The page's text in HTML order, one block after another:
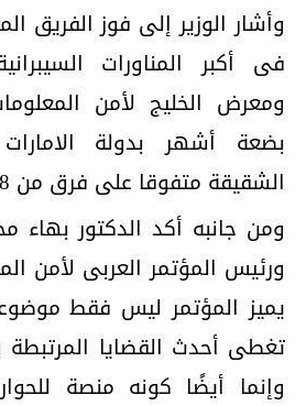
وأشار الوزير إلى فوز الفريق
فى أكبر المناورات
ومعرض الخليج لأمن
بضعة أشهر بدولة الامارات
الشقيقة متفوقا على فرق من 138 دولة.
ومن جانبه أكد الدكتور
ورئيس المؤتمر العربى لأمن
يميز المؤتمر ليس فقط
تغطى أحدث القضايا المرتبطة
وإنما أيضًا كونه منصة